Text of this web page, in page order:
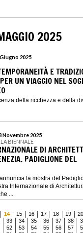
2025
2025
E
UN VIAGGIO NEL
della ricchezza e della
Novembre 2025
BIENNALE
DI
PADIGLIONE DEL
la mostra del
Internazionale di
...
14 15 16 17 18 19
20
33 34 35 36 37 38
52 53 54 55 56 57